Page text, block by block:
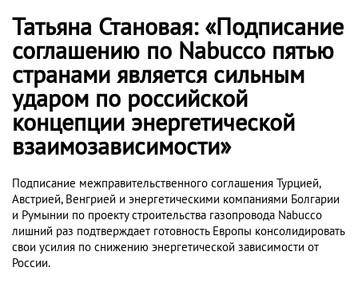
Татьяна Становая: «Подписание
соглашению по Nabucco пятью
странами является сильным
ударом по российской
концепции энергетической
взаимозависимости»
Подписание межправительственного соглашения Турцией,
Австрией, Венгрией и энергетическими компаниями Болгарии
и Румынии по проекту строительства газопровода Nabucco
лишний раз подтверждает готовность Европы консолидировать
свои усилия по снижению энергетической зависимости от
России.